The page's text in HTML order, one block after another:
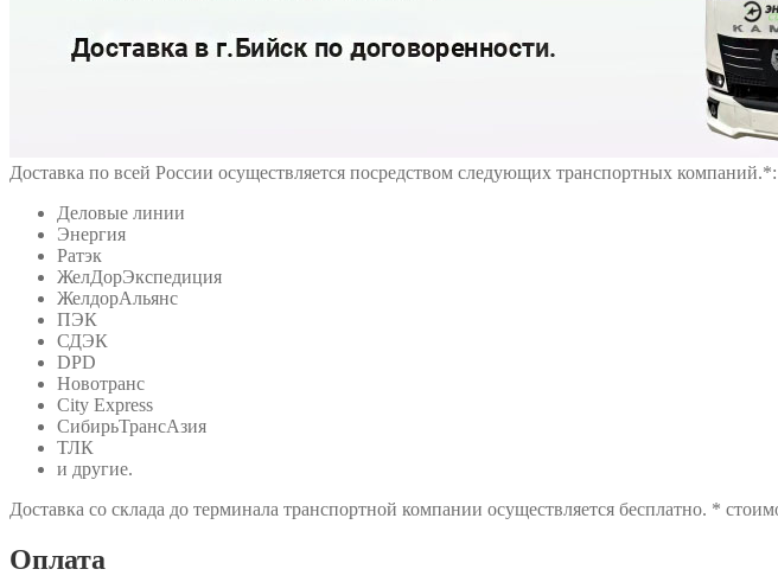
Доставка по всей России осуществляется посредством следующих транспортных компаний.*:
Деловые линии
Энергия
Ратэк
ЖелДорЭкспедиция
ЖелдорАльянс
ПЭК
СДЭК
DPD
Новотранс
City Express
СибирьТрансАзия
ТЛК
и другие.
Доставка со склада до терминала транспортной компании осуществляется бесплатно. *
Оплата